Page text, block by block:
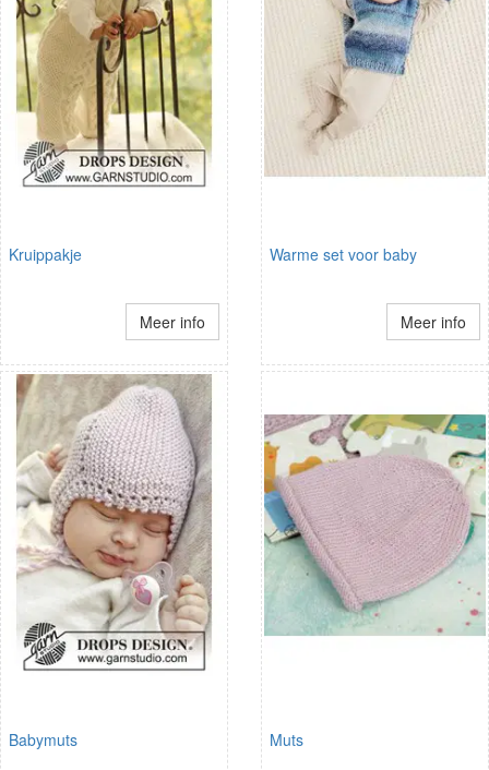
Kruippakje
Meer info
Warme set voor baby
Meer info
Babymuts Muts